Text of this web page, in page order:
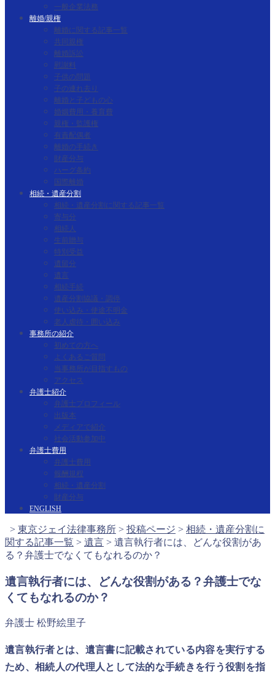
一般企業法務
離婚/親権
離婚に関する記事一覧
共同親権
離婚訴訟
慰謝料
子供の問題
子の連れ去り
離婚と子どもの心
婚姻費用・養育費
親権・監護権
有責配偶者
離婚の手続き
財産分与
ハーグ条約
国際離婚
相続・遺産分割
相続・遺産分割に関する記事一覧
寄与分
相続人
生前贈与
特別受益
遺留分
遺言
相続手続
遺産分割協議・調停
使い込み・使途不明金
老人虐待・囲い込み
事務所の紹介
初めての方へ
よくあるご質問
当事務所が目指すもの
アクセス
弁護士紹介
弁護士プロフィール
出版本
メディアで紹介
社会活動参加中
弁護士費用
弁護士費用
報酬規程
相続・遺産分割
財産分与
ENGLISH
> 東京ジェイ法律事務所 > 投稿ページ > 相続・遺産分割に
関する記事一覧 > 遺言 > 遺言執行者には、どんな役割があ
る？弁護士でなくてもなれるのか？
遺言執行者には、どんな役割がある？弁護士でな
くてもなれるのか？
弁護士 松野絵里子
遺言執行者とは、遺言書に記載されている内容を実行する
ため、相続人の代理人として法的な手続きを行う役割を指